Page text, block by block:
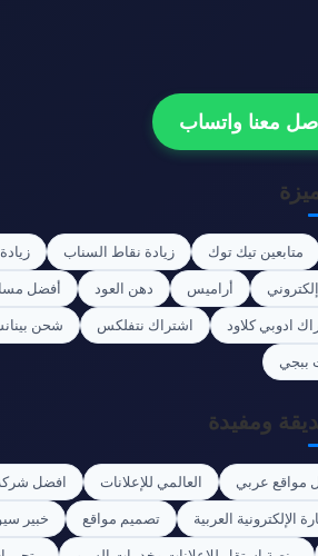
معنا واتساب
متابعين تيك توك زيادة نقاط السناب
أراميس دهن العود أفضل
ادوبي كلاود اشتراك نتفلكس شحن
ببجي
ومفيدة
مواقع عربي العالمي للإعلانات افضل
الإلكترونية العربية تصميم مواقع خبير